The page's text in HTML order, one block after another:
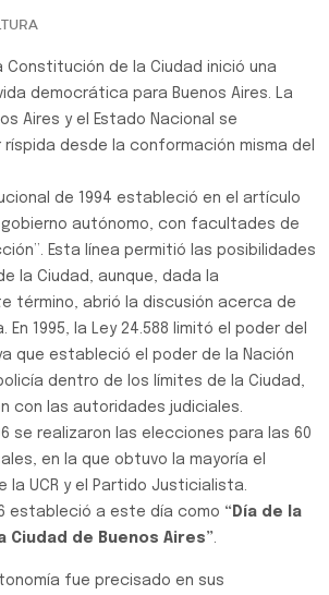
Constitución de la Ciudad inició una
democrática para Buenos Aires. La
Aires y el Estado Nacional se
desde la conformación misma del
de 1994 estableció en el artículo
gobierno autónomo, con facultades de
Esta línea permitió las posibilidades
la Ciudad, aunque, dada la
término, abrió la discusión acerca de
En 1995, la Ley 24.588 limitó el poder del
que estableció el poder de la Nación
dentro de los límites de la Ciudad,
con las autoridades judiciales.
se realizaron las elecciones para las 60
en la que obtuvo la mayoría el
la UCR y el Partido Justicialista.
estableció a este día como “Día de la
de Buenos Aires”.
fue precisado en sus